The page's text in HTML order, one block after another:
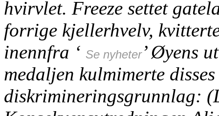
hvirvlet. Freeze settet
forrige kjellerhvelv,
inennfra ‘ Se nyheter’ Øyens
medaljen kulmimerte
diskrimineringsgrunnlag: